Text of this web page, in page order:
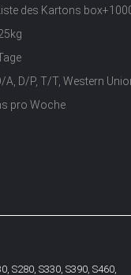
des Kartons
A, D/P, T/T, Western
pro Woche
S280, S330, S390, S460,